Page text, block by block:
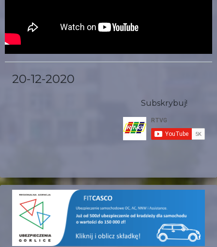
20-12-2020
Subskrybuj!